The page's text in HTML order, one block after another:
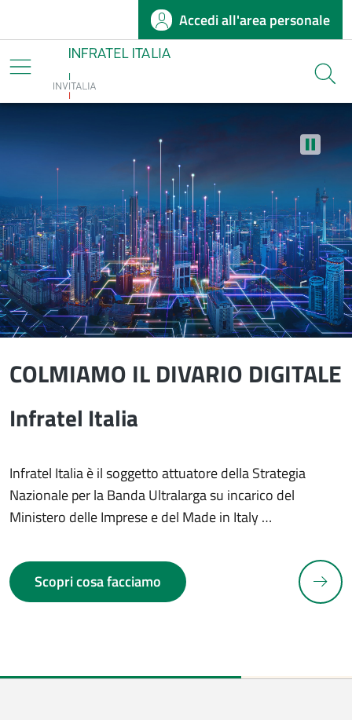
Salta al contenuto principaleAccedi all'area personale
Infratel
Stop
slide
COLMIAMO IL DIVARIO DIGITALE
Infratel Italia
Infratel Italia è il soggetto attuatore della Strategia
Nazionale per la Banda Ultralarga su incarico del
Ministero delle Imprese e del Made in Italy …
Scopri cosa facciamo